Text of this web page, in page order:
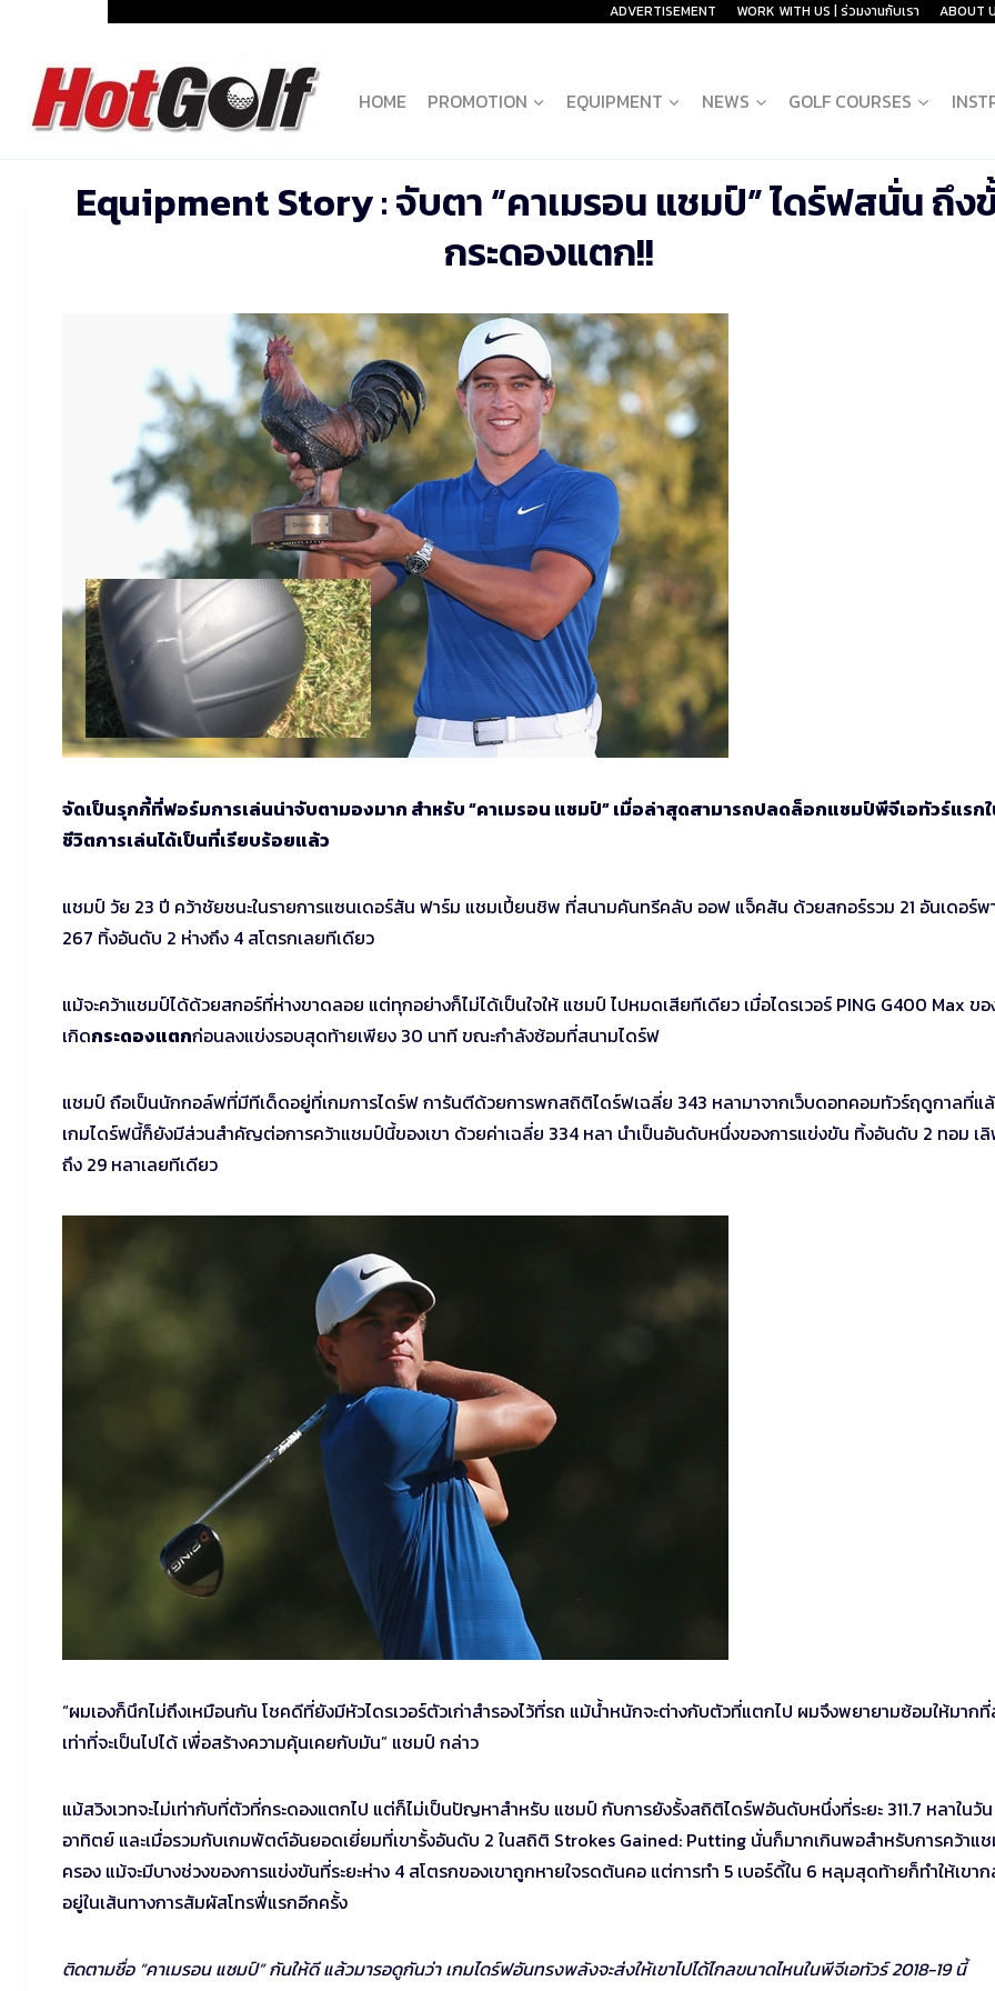
content
ADVERTISEMENT WORK WITH US | ร่วมงานกับเรา ABOUT
HOME PROMOTION EQUIPMENT NEWS GOLF COURSES
Equipment Story : จับตา “คาเมรอน แชมป์” ไดร์ฟสนั่น ถึง
กระดองแตก!!
จัดเป็นรุกกี้ที่ฟอร์มการเล่นน่าจับตามองมาก สำหรับ “คาเมรอน แชมป์” เมื่อล่าสุดสามารถปลดล็อกแชมป์พีจีเอทัวร์แรก
ชีวิตการเล่นได้เป็นที่เรียบร้อยแล้ว
แชมป์ วัย 23 ปี คว้าชัยชนะในรายการแซนเดอร์สัน ฟาร์ม แชมเปี้ยนชิพ ที่สนามคันทรีคลับ ออฟ แจ็คสัน ด้วยสกอร์รวม 21 อันเดอร์พ
267 ทิ้งอันดับ 2 ห่างถึง 4 สโตรกเลยทีเดียว
แม้จะคว้าแชมป์ได้ด้วยสกอร์ที่ห่างขาดลอย แต่ทุกอย่างก็ไม่ได้เป็นใจให้ แชมป์ ไปหมดเสียทีเดียว เมื่อไดรเวอร์ PING G400 Max ขอ
เกิดกระดองแตกก่อนลงแข่งรอบสุดท้ายเพียง 30 นาที ขณะกำลังซ้อมที่สนามไดร์ฟ
แชมป์ ถือเป็นนักกอล์ฟที่มีทีเด็ดอยู่ที่เกมการไดร์ฟ การันตีด้วยการพกสถิติไดร์ฟเฉลี่ย 343 หลามาจากเว็บดอทคอมทัวร์ฤดูกาลที่แล้
เกมไดร์ฟนี้ก็ยังมีส่วนสำคัญต่อการคว้าแชมป์นี้ของเขา ด้วยค่าเฉลี่ย 334 หลา นำเป็นอันดับหนึ่งของการแข่งขัน ทิ้งอันดับ 2 ทอม เ
ถึง 29 หลาเลยทีเดียว
“ผมเองก็นึกไม่ถึงเหมือนกัน โชคดีที่ยังมีหัวไดรเวอร์ตัวเก่าสำรองไว้ที่รถ แม้น้ำหนักจะต่างกับตัวที่แตกไป ผมจึงพยายามซ้อมให้มาก
เท่าที่จะเป็นไปได้ เพื่อสร้างความคุ้นเคยกับมัน” แชมป์ กล่าว
แม้สวิงเวทจะไม่เท่ากับที่ตัวที่กระดองแตกไป แต่ก็ไม่เป็นปัญหาสำหรับ แชมป์ กับการยังรั้งสถิติไดร์ฟอันดับหนึ่งที่ระยะ 311.7 หลาในวัน
อาทิตย์ และเมื่อรวมกับเกมพัตต์อันยอดเยี่ยมที่เขารั้งอันดับ 2 ในสถิติ Strokes Gained: Putting นั่นก็มากเกินพอสำหรับการคว้าแ
ครอง แม้จะมีบางช่วงของการแข่งขันที่ระยะห่าง 4 สโตรกของเขาถูกหายใจรดต้นคอ แต่การทำ 5 เบอร์ดี้ใน 6 หลุมสุดท้ายก็ทำให้เขา
อยู่ในเส้นทางการสัมผัสโทรฟี่แรกอีกครั้ง
ติดตามชื่อ “คาเมรอน แชมป์” กันให้ดี แล้วมารอดูกันว่า เกมไดร์ฟอันทรงพลังจะส่งให้เขาไปได้ไกลขนาดไหนในพีจีเอทัวร์ 2018-19 นี้